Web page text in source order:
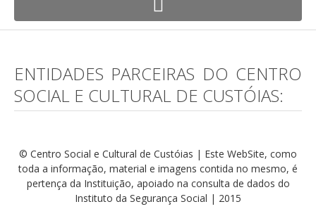
ENTIDADES PARCEIRAS DO CENTRO
SOCIAL E CULTURAL DE CUSTÓIAS:
© Centro Social e Cultural de Custóias | Este WebSite, como
toda a informação, material e imagens contida no mesmo, é
pertença da Instituição, apoiado na consulta de dados do
Instituto da Segurança Social | 2015